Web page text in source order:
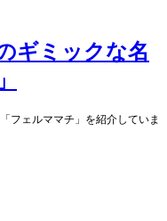
ギミックな名
フェルママチ」を紹介していま